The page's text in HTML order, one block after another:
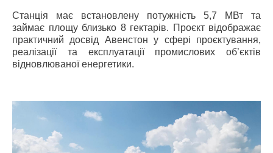
Станція має встановлену потужність 5,7 МВт та
займає площу близько 8 гектарів. Проєкт відображає
практичний досвід Авенстон у сфері проєктування,
реалізації та експлуатації промислових об’єктів
відновлюваної енергетики.